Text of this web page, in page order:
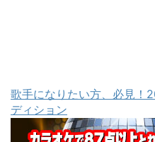
歌手になりたい方、必見！
ディション